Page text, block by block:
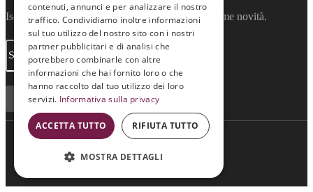
Iscriviti per ricevere informazioni sulle nostre ultime novità.
ISCRIVITI
contenuti, annunci e per analizzare il nostro
traffico. Condividiamo inoltre informazioni
sul tuo utilizzo del nostro sito con i nostri
partner pubblicitari e di analisi che
potrebbero combinarle con altre
informazioni che hai fornito loro o che
hanno raccolto dal tuo utilizzo dei loro
servizi. Informativa sulla privacy
ACCETTA TUTTO RIFIUTA TUTTO
MOSTRA DETTAGLI